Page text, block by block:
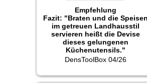
Empfehlung
Fazit: "Braten und die
im getreuen Landhausstil
servieren heißt die Devise
dieses gelungenen
Küchenutensils."
DensToolBox 04/26